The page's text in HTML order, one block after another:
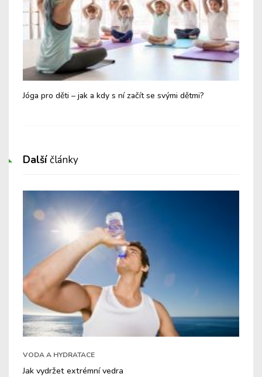
Jóga pro děti – jak a kdy s ní začít se svými dětmi?
Dalšíčlánky
VODA A HYDRATACE
Jak vydržet extrémní vedra